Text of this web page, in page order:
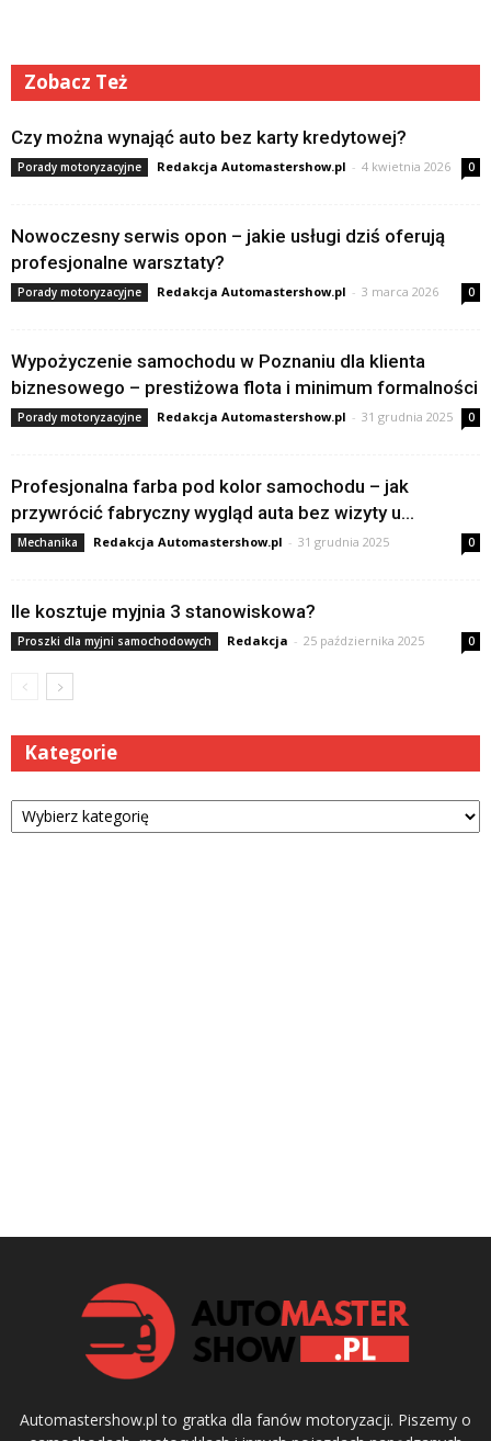
Zobacz Też
Czy można wynająć auto bez karty kredytowej?
Porady motoryzacyjne Redakcja Automastershow.pl - 4 kwietnia 2026 0
Nowoczesny serwis opon – jakie usługi dziś oferują
profesjonalne warsztaty?
Porady motoryzacyjne Redakcja Automastershow.pl - 3 marca 2026 0
Wypożyczenie samochodu w Poznaniu dla klienta
biznesowego – prestiżowa flota i minimum formalności
Porady motoryzacyjne Redakcja Automastershow.pl - 31 grudnia 2025 0
Profesjonalna farba pod kolor samochodu – jak
przywrócić fabryczny wygląd auta bez wizyty u...
Mechanika Redakcja Automastershow.pl - 31 grudnia 2025 0
Ile kosztuje myjnia 3 stanowiskowa?
Proszki dla myjni samochodowych Redakcja - 25 października 2025 0
Kategorie
Kategorie
Automastershow.pl to gratka dla fanów motoryzacji. Piszemy o